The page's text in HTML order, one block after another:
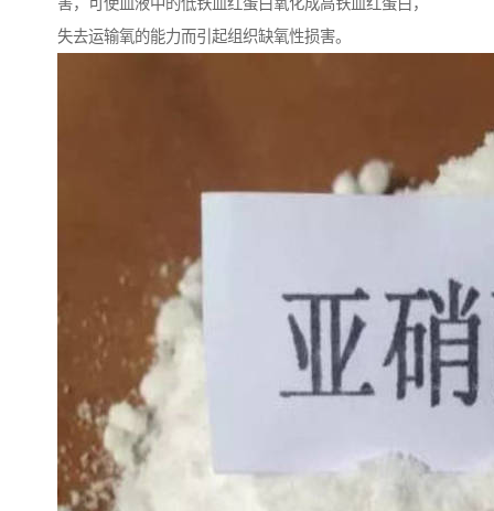
害，可使血液中的低铁血红蛋白氧化成高铁血红蛋白，
失去运输氧的能力而引起组织缺氧性损害。